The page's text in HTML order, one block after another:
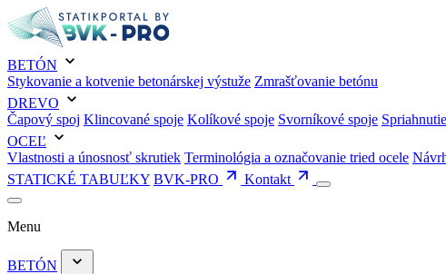
BETÓN
Stykovanie a kotvenie betonárskej výstuže Zmrašťovanie betónu
DREVO
Čapový spoj Klincované spoje Kolíkové spoje Svorníkové spoje
OCEĽ
Vlastnosti a únosnosť skrutiek Terminológia a označovanie tried ocele
STATICKÉ TABUĽKY BVK-PRO Kontakt
Menu
BETÓN